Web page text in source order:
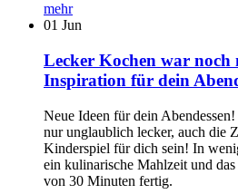
mehr
01 Jun
Lecker Kochen war noch
Inspiration für dein
Neue Ideen für dein
nur unglaublich lecker, auch die
Kinderspiel für dich sein! In
ein kulinarische Mahlzeit und
von 30 Minuten fertig.